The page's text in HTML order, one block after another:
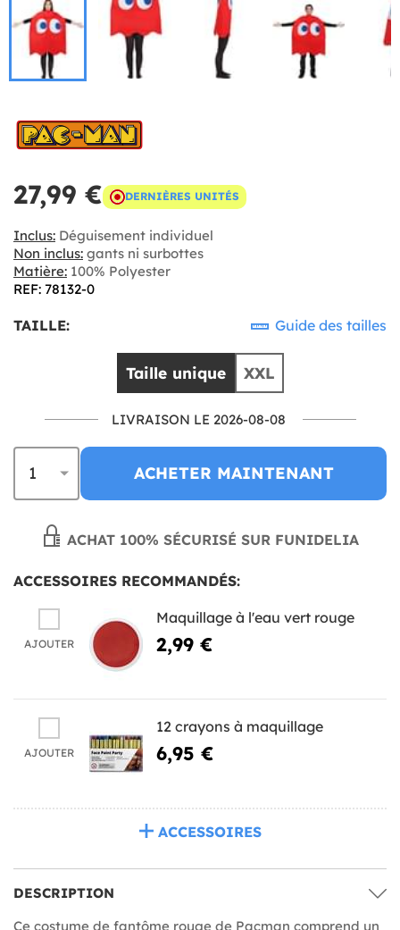
27,99 € DERNIÈRES UNITÉS
Inclus: Déguisement individuel
Non inclus: gants ni surbottes
Matière: 100% Polyester
REF: 78132-0
TAILLE: Guide des tailles
Taille unique XXL
LIVRAISON LE 2026-08-08
ACHETER MAINTENANT
ACHAT 100% SÉCURISÉ SUR FUNIDELIA
ACCESSOIRES RECOMMANDÉS:
AJOUTER
Maquillage à l'eau vert rouge
2,99 €
AJOUTER
12 crayons à maquillage
6,95 €
ACCESSOIRES
DESCRIPTION
Ce costume de fantôme rouge de Pacman comprend un